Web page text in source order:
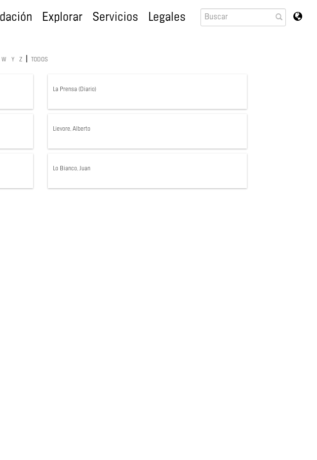
Explorar Servicios Legales
W Y Z TODOS
La Prensa (Diario)
Lievore, Alberto
Lo Bianco, Juan